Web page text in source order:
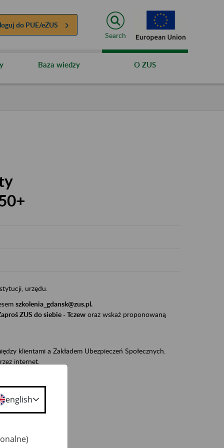
do PUE/eZUS
Search
Baza wiedzy O ZUS
urzędu.
szkolenia_gdansk@zus.pl.
ZUS do siebie - Tczeworaz wskaż proponowaną
klientami a Zakładem Ubezpieczeń Społecznych.
internet.
w ZUS,
english